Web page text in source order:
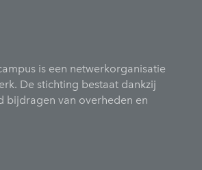
is een netwerkorganisatie
De stichting bestaat dankzij
bijdragen van overheden en